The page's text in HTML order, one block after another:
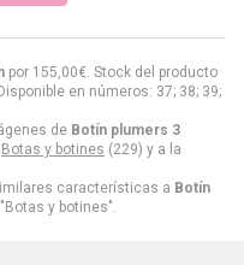
por 155,00€. Stock del producto
en números: 37; 38; 39;
de Botín plumers 3
Botas y botines (229) y a la
características a Botín
y botines".